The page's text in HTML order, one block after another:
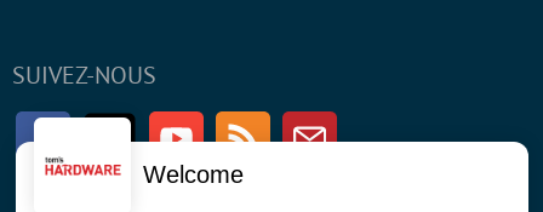
SUIVEZ-NOUS
FacebookTwitter Youtube RSS Newsletter
Welcome